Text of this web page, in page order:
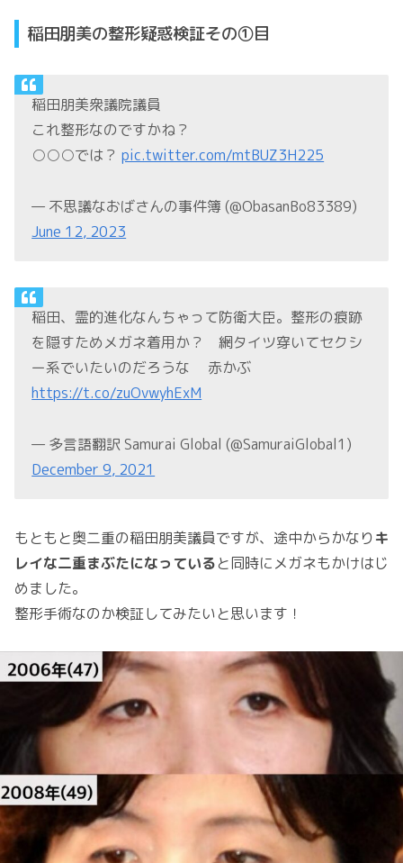
稲田朋美の整形疑惑検証その①目
稲田朋美衆議院議員
これ整形なのですかね？
○○○では？pic.twitter.com/mtBUZ3H225
— 不思議なおばさんの事件簿 (@ObasanBo83389)
June 12, 2023
稲田、霊的進化なんちゃって防衛大臣。整形の痕跡
を隠すためメガネ着用か？ 網タイツ穿いてセクシ
ー系でいたいのだろうな 赤かぶ
https://t.co/zuOvwyhExM
— 多言語翻訳 Samurai Global (@SamuraiGlobal1)
December 9, 2021
もともと奥二重の稲田朋美議員ですが、途中からかなりキ
レイな二重まぶたになっていると同時にメガネもかけはじ
めました。
整形手術なのか検証してみたいと思います！